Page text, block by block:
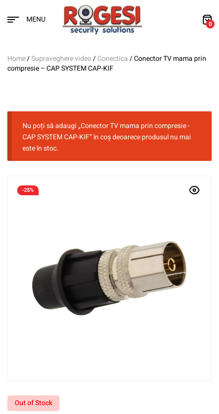
MENU 0
Home/Supraveghere video/Conectica/ Conector TV mama prin
compresie – CAP SYSTEM CAP-KIF
Nu poți să adaugi „Conector TV mama prin compresie -
CAP SYSTEM CAP-KIF” în coș deoarece produsul nu mai
este în stoc.
-25%
Out of Stock